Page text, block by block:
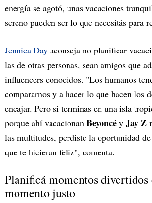
energía se agotó, unas vacaciones
sereno pueden ser lo que necesitás para
Jennica Day aconseja no planificar
las de otras personas, sean amigos que
influencers conocidos. "Los humanos
compararnos y a hacer lo que hacen los
encajar. Pero si terminas en una isla
porque ahí vacacionan Beyoncé y Jay Z
las multitudes, perdiste la oportunidad
que te hicieran feliz", comenta.
Planificá momentos divertidos
momento justo